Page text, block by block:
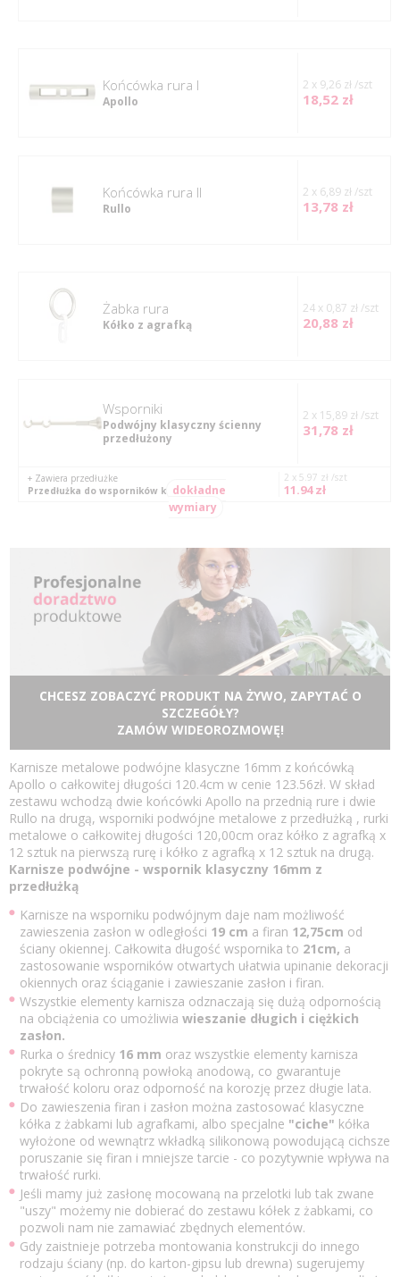
Końcówka rura I
Apollo
2 x 9,26 zł /szt
18,52 zł
Końcówka rura II
Rullo
2 x 6,89 zł /szt
13,78 zł
Żabka rura
Kółko z agrafką
24 x 0,87 zł /szt
20,88 zł
Wsporniki
Podwójny klasyczny ścienny
przedłużony
2 x 15,89 zł /szt
31,78 zł
dokładne
wymiary
+ Zawiera przedłużke
Przedłużka do wsporników klasycznych
2 x 5.97 zł /szt
11.94 zł
CHCESZ ZOBACZYĆ PRODUKT NA ŻYWO, ZAPYTAĆ O
SZCZEGÓŁY?
ZAMÓW WIDEOROZMOWĘ!
Karnisze metalowe podwójne klasyczne 16mm z końcówką
Apollo o całkowitej długości 120.4cm w cenie 123.56zł. W skład
zestawu wchodzą dwie końcówki Apollo na przednią rure i dwie
Rullo na drugą, wsporniki podwójne metalowe z przedłużką , rurki
metalowe o całkowitej długości 120,00cm oraz kółko z agrafką x
12 sztuk na pierwszą rurę i kółko z agrafką x 12 sztuk na drugą.
Karnisze podwójne - wspornik klasyczny 16mm z
przedłużką
Karnisze na wsporniku podwójnym daje nam możliwość
zawieszenia zasłon w odległości 19 cm a firan 12,75cm od
ściany okiennej. Całkowita długość wspornika to 21cm, a
zastosowanie wsporników otwartych ułatwia upinanie dekoracji
okiennych oraz ściąganie i zawieszanie zasłon i firan.
Wszystkie elementy karnisza odznaczają się dużą odpornością
na obciążenia co umożliwia wieszanie długich i ciężkich
zasłon.
Rurka o średnicy 16 mm oraz wszystkie elementy karnisza
pokryte są ochronną powłoką anodową, co gwarantuje
trwałość koloru oraz odporność na korozję przez długie lata.
Do zawieszenia firan i zasłon można zastosować klasyczne
kółka z żabkami lub agrafkami, albo specjalne "ciche" kółka
wyłożone od wewnątrz wkładką silikonową powodującą cichsze
poruszanie się firan i mniejsze tarcie - co pozytywnie wpływa na
trwałość rurki.
Jeśli mamy już zasłonę mocowaną na przelotki lub tak zwane
"uszy" możemy nie dobierać do zestawu kółek z żabkami, co
pozwoli nam nie zamawiać zbędnych elementów.
Gdy zaistnieje potrzeba montowania konstrukcji do innego
rodzaju ściany (np. do karton-gipsu lub drewna) sugerujemy